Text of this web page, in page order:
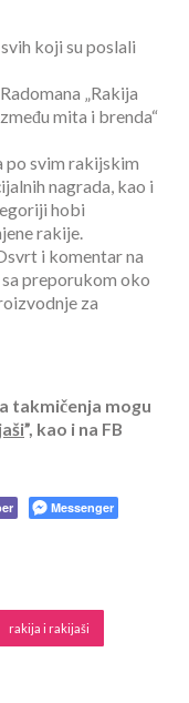
koji su poslali
„Rakija
mita i brenda“
po svim rakijskim
nagrada, kao i
hobi
rakije.
i komentar na
preporukom oko
za
takmičenja mogu
”, kao i na FB
Messenger
rakija i rakijaši